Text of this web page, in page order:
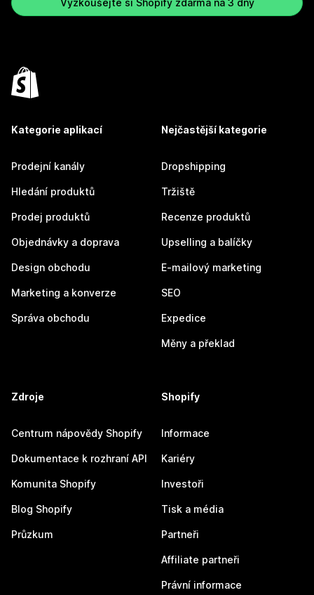
Vyzkoušejte si Shopify zdarma na 3 dny
Kategorie aplikací
Prodejní kanály
Hledání produktů
Prodej produktů
Objednávky a doprava
Design obchodu
Marketing a konverze
Správa obchodu
Nejčastější kategorie
Dropshipping
Tržiště
Recenze produktů
Upselling a balíčky
E-mailový marketing
SEO
Expedice
Měny a překlad
Zdroje
Centrum nápovědy Shopify
Dokumentace k rozhraní API
Komunita Shopify
Blog Shopify
Průzkum
Shopify
Informace
Kariéry
Investoři
Tisk a média
Partneři
Affiliate partneři
Právní informace